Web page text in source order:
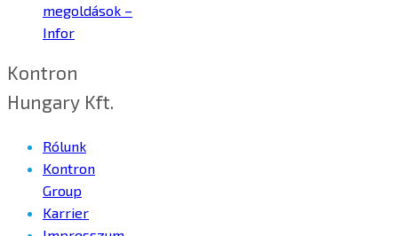
megoldások –
Infor
Kontron
Hungary Kft.
Rólunk
Kontron
Group
Karrier